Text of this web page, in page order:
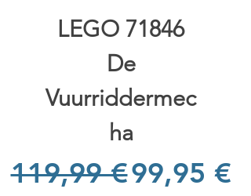
LEGO 71846
De
Vuurriddermec
ha
Prix original
119,99 €Prix
99,95 €